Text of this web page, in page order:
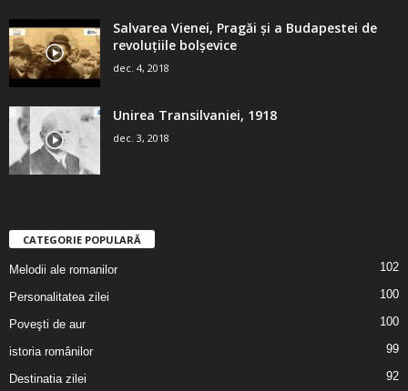
Salvarea Vienei, Pragăi şi a Budapestei de
revoluţiile bolşevice
dec. 4, 2018
Unirea Transilvaniei, 1918
dec. 3, 2018
CATEGORIE POPULARĂ
Melodii ale romanilor 102
Personalitatea zilei 100
Poveşti de aur 100
istoria românilor 99
Destinatia zilei 92